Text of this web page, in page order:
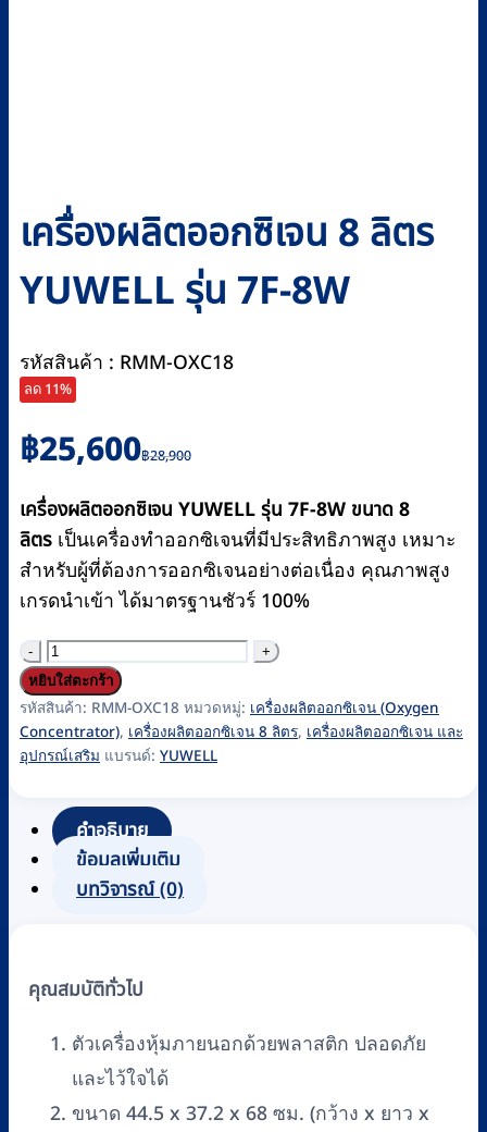
เครื่องผลิตออกซิเจน 8 ลิตร
YUWELL รุ่น 7F-8W
รหัสสินค้า : RMM-OXC18
ลด 11%
฿28,900
Original
price
was:
฿28,900.
฿25,600
Current
price
is:
฿25,600.
เครื่องผลิตออกซิเจน YUWELL รุ่น 7F-8W ขนาด 8
ลิตร เป็นเครื่องทำออกซิเจนที่มีประสิทธิภาพสูง เหมาะ
สำหรับผู้ที่ต้องการออกซิเจนอย่างต่อเนื่อง คุณภาพสูง
เกรดนำเข้า ได้มาตรฐานชัวร์ 100%
จำนวน
เครื่อง
ผลิต
ออกซิเจน
8
ลิตร
YUWELL
หยิบใส่ตะกร้า
รหัสสินค้า: RMM-OXC18 หมวดหมู่: เครื่องผลิตออกซิเจน (Oxygen
Concentrator), เครื่องผลิตออกซิเจน 8 ลิตร, เครื่องผลิตออกซิเจน และ
อุปกรณ์เสริม แบรนด์: YUWELL
คำอธิบาย
ข้อมูลเพิ่มเติม
บทวิจารณ์ (0)
คุณสมบัติทั่วไป
ตัวเครื่องหุ้มภายนอกด้วยพลาสติก ปลอดภัย
และไว้ใจได้
ขนาด 44.5 x 37.2 x 68 ซม. (กว้าง x ยาว x